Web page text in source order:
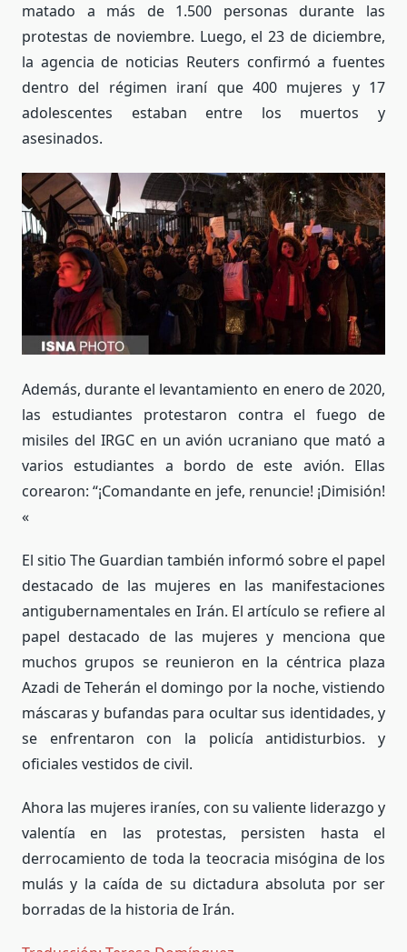
matado a más de 1.500 personas durante las
protestas de noviembre. Luego, el 23 de diciembre,
la agencia de noticias Reuters confirmó a fuentes
dentro del régimen iraní que 400 mujeres y 17
adolescentes estaban entre los muertos y
asesinados.
Además, durante el levantamiento en enero de 2020,
las estudiantes protestaron contra el fuego de
misiles del IRGC en un avión ucraniano que mató a
varios estudiantes a bordo de este avión. Ellas
corearon: “¡Comandante en jefe, renuncie! ¡Dimisión!
«
El sitio The Guardian también informó sobre el papel
destacado de las mujeres en las manifestaciones
antigubernamentales en Irán. El artículo se refiere al
papel destacado de las mujeres y menciona que
muchos grupos se reunieron en la céntrica plaza
Azadi de Teherán el domingo por la noche, vistiendo
máscaras y bufandas para ocultar sus identidades, y
se enfrentaron con la policía antidisturbios. y
oficiales vestidos de civil.
Ahora las mujeres iraníes, con su valiente liderazgo y
valentía en las protestas, persisten hasta el
derrocamiento de toda la teocracia misógina de los
mulás y la caída de su dictadura absoluta por ser
borradas de la historia de Irán.